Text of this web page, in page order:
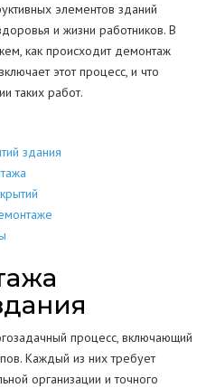
элементов зданий
и жизни работников. В
как происходит демонтаж
этот процесс, и что
таких работ.
здания
процесс, включающий
Каждый из них требует
организации и точного